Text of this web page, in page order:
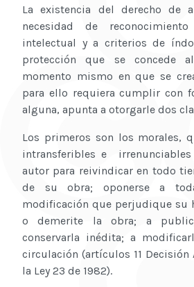
La existencia del derecho de
necesidad de
intelectual y a criterios de
protección que se concede
momento mismo en que se
para ello requiera cumplir con
alguna, apunta a otorgarle dos
Los primeros son los morales,
intransferibles e
autor para reivindicar en todo
de su obra; oponerse a
modificación que perjudique su
o demerite la obra; a
conservarla inédita; a
circulación (artículos 11 Decisión
la Ley 23 de 1982).